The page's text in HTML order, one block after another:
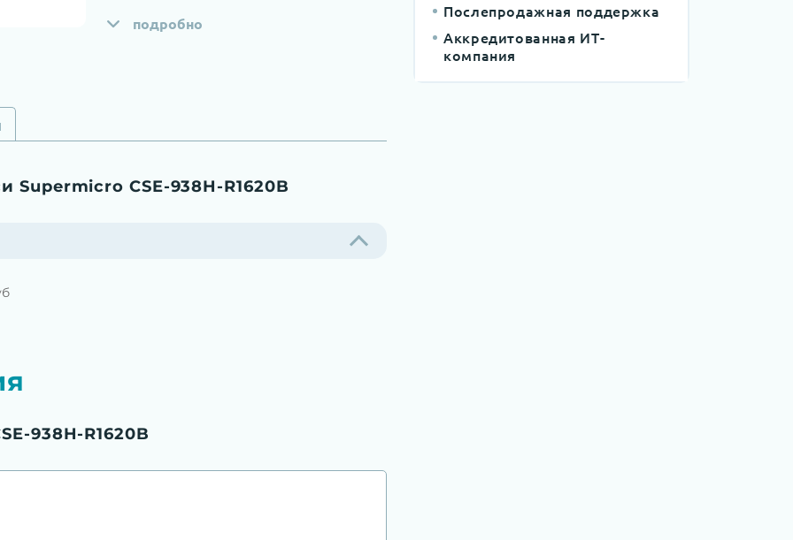
подробно
CSE-938H-R1620B
938H-R1620B
Послепродажная поддержка
Аккредитованная ИТ-
компания